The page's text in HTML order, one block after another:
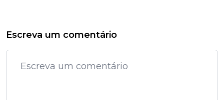
Escreva um comentário